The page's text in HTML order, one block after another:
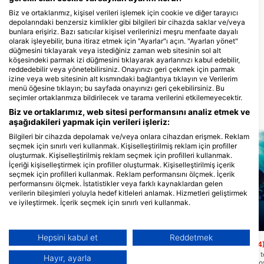
Kusu Island Resort
Pulau Kusu, Desa Sabatan , Kec.
Bacan Timur Kab. Halmahera
Sealatan, 97791 Halmahera
Selatan, MU - Endonezya
Yakındaki dalış bölgeleri
Extra Divers Spice Island, 0000 Labuah Seromadopo
Kusu island Resort'tan
Biz ve ortaklarımız, kişisel verileri işlemek için cookie ve diğer tarayıcı
depolarındaki benzersiz kimlikler gibi bilgileri bir cihazda saklar ve/veya
bunlara erişiriz. Bazı satıcılar kişisel verilerinizi meşru menfaate dayalı
olarak işleyebilir, buna itiraz etmek için "Ayarlar"ı açın. "Ayarları yönet"
düğmesini tıklayarak veya istediğiniz zaman web sitesinin sol alt
köşesindeki parmak izi düğmesini tıklayarak ayarlarınızı kabul edebilir,
reddedebilir veya yönetebilirsiniz. Onayınızı geri çekmek için parmak
izine veya web sitesinin alt kısmındaki bağlantıya tıklayın ve Verilerim
menü öğesine tıklayın; bu sayfada onayınızı geri çekebilirsiniz. Bu
seçimler ortaklarımıza bildirilecek ve tarama verilerini etkilemeyecektir.
Biz ve ortaklarımız, web sitesi performansını analiz etmek ve
aşağıdakileri yapmak için verileri işleriz:
Bilgileri bir cihazda depolamak ve/veya onlara cihazdan erişmek. Reklam
seçmek için sınırlı veri kullanmak. Kişiselleştirilmiş reklam için profiller
oluşturmak. Kişiselleştirilmiş reklam seçmek için profilleri kullanmak.
İçeriği kişiselleştirmek için profiller oluşturmak. Kişiselleştirilmiş içerik
seçmek için profilleri kullanmak. Reklam performansını ölçmek. İçerik
performansını ölçmek. İstatistikler veya farklı kaynaklardan gelen
verilerin bileşimleri yoluyla hedef kitleleri anlamak. Hizmetleri geliştirmek
ve iyileştirmek. İçerik seçmek için sınırlı veri kullanmak.
Veriler Avrupa Birliği dışında paylaşılabilir ve ABD'ye gönderilebilir.
Onayınız ve cookie politikası yalnızca bu web sitesi/uygulama için
Hepsini kabul et Reddetmek
Hayır, ayarla